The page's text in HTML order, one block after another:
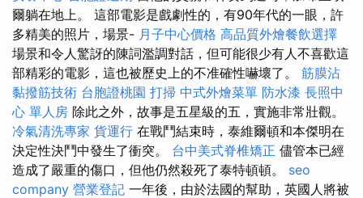
爾躺在地上。 這部電影是戲劇性的，有90年代的一眼，許
多精美的照片，場景- 月子中心價格 高品質外燴餐飲選擇
場景和令人驚訝的陳詞濫調對話，但可能很少有人不喜歡這
部精彩的電影，這也被歷史上的不准確性嚇壞了。 筋膜沾
黏撥筋技術 台胞證桃園 打掃 中式外燴菜單 防水漆 長照中
心 單人房 除此之外，故事是五星級的五，實施非常壯觀。
冷氣清洗專家 貨運行 在戰鬥結束時，泰維爾頓和本傑明在
決定性決鬥中發生了衝突。 台中美式脊椎矯正 儘管本已經
造成了嚴重的傷口，但他仍然殺死了泰特頓頓。 seo
company 營業登記 一年後，由於法國的幫助，英國人將被